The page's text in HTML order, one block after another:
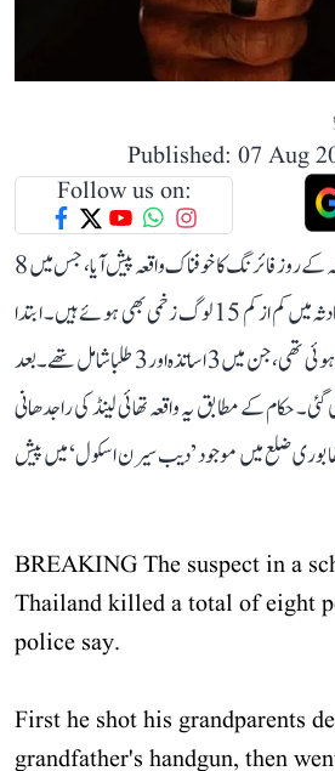
Published: 07 Aug
Follow us on:
تھائی لینڈ کے ایک اسکول میں جمعہ کے روز فائرنگ کا خوفناک واقعہ پیش آیا، جس میں 8
افراد کی موت ہو گئی ہے۔ اس حادثہ میں کم از کم 15 لوگ زخمی بھی ہوئے ہیں۔ ابتدا
میں 6 ہلاکتوں کی اطلاع موصول ہوئی تھی، جن میں 3 اساتذہ اور 3 طلبا شامل تھے۔ بعد
کی گئی۔ حکام کے مطابق یہ واقعہ تھائی لینڈ کی راجدھانی
ضلع میں موجود ’دیب سیرن اسکول‘ میں پیش
BREAKING The suspect in a
Thailand killed a total of eight
police say.
First he shot his grandparents
grandfather's handgun, then